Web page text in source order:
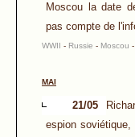
Moscou la date
pas compte de
WWII - Russie - Moscou -
MAI
21/05
espion soviétique,